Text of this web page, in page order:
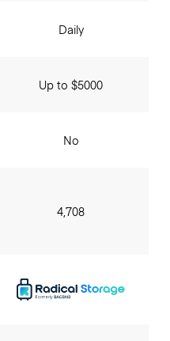
Daily
Up to $5000
No
4,708